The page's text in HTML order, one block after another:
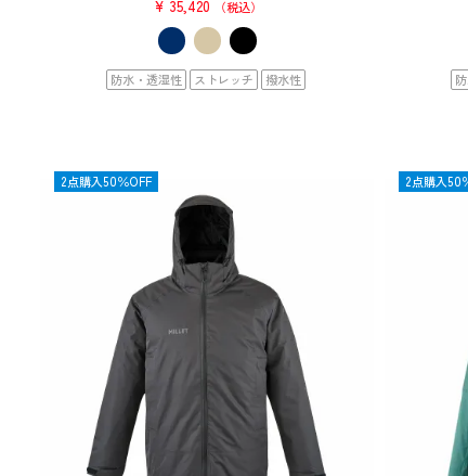
¥ 35,420 税込
防水・透湿性 ストレッチ 撥水性
OUTLET
2点購入50％OFF OUTLET
2点購入50